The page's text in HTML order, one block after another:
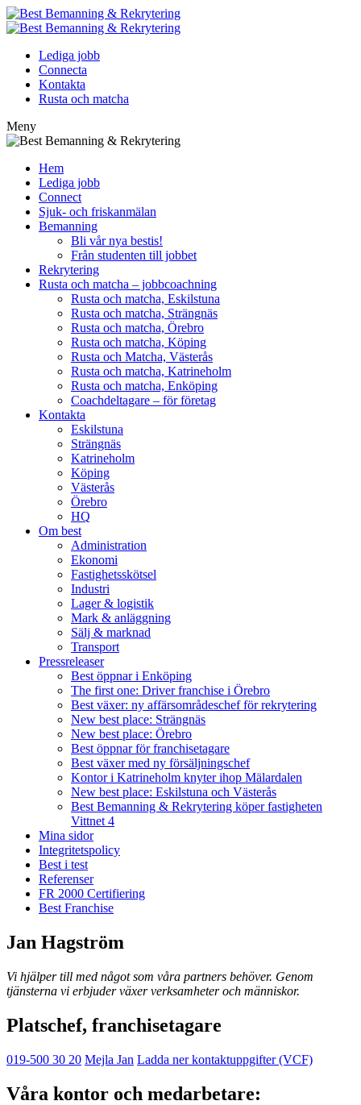
Lediga jobb
Connecta
Kontakta
Rusta och matcha
Meny
Hem
Lediga jobb
Connect
Sjuk- och friskanmälan
Bemanning
Bli vår nya bestis!
Från studenten till jobbet
Rekrytering
Rusta och matcha – jobbcoachning
Rusta och matcha, Eskilstuna
Rusta och matcha, Strängnäs
Rusta och matcha, Örebro
Rusta och matcha, Köping
Rusta och Matcha, Västerås
Rusta och matcha, Katrineholm
Rusta och matcha, Enköping
Coachdeltagare – för företag
Kontakta
Eskilstuna
Strängnäs
Katrineholm
Köping
Västerås
Örebro
HQ
Om best
Administration
Ekonomi
Fastighetsskötsel
Industri
Lager & logistik
Mark & anläggning
Sälj & marknad
Transport
Pressreleaser
Best öppnar i Enköping
The first one: Driver franchise i Örebro
Best växer: ny affärsområdeschef för rekrytering
New best place: Strängnäs
New best place: Örebro
Best öppnar för franchisetagare
Best växer med ny försäljningschef
Kontor i Katrineholm knyter ihop Mälardalen
New best place: Eskilstuna och Västerås
Best Bemanning & Rekrytering köper fastigheten
Vittnet 4
Mina sidor
Integritetspolicy
Best i test
Referenser
FR 2000 Certifiering
Best Franchise
Jan Hagström
Vi hjälper till med något som våra partners behöver. Genom
tjänsterna vi erbjuder växer verksamheter och människor.
Platschef, franchisetagare
019-500 30 20 Mejla Jan Ladda ner kontaktuppgifter (VCF)
Våra kontor och medarbetare: